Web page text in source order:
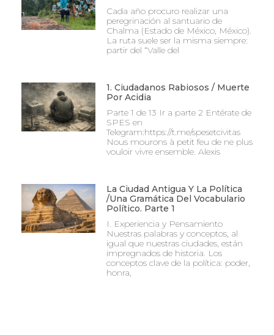
Cada año procuro realizar una
peregrinación al santuario de
Chalma (Estado de México, México).
La ruta suele ser la misma siempre:
partir del “Valle del
1. Ciudadanos Rabiosos / Muerte
Por Acidia
Parte 1 de 13 Ir a parte 2 Entérate de
SPES en
Telegram:https://t.me/spesetcivitas
Nous mourons à petit feu de ne plus
vouloir vivre ensemble. Alexis
La Ciudad Antigua Y La Política
/Una Gramática Del Vocabulario
Político. Parte 1
I. Experiencia y Pensamiento
Nuestras palabras y conceptos, al
igual que nuestras ciudades, están
impregnados de historia. Los
conceptos clave de la política: poder,
honra,